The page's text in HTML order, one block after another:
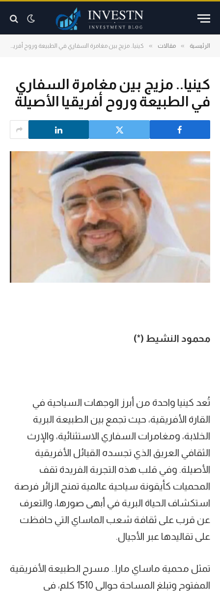
الرئيسية » مقالات » كينيا.. مزيج بين مغامرة السفاري في الطبيعة وروح أفريقيا الأصيلة
كينيا.. مزيج بين مغامرة السفاري
في الطبيعة وروح أفريقيا الأصيلة
محمود النشيط (*)
‎تُعد كينيا واحدة من أبرز الوجهات السياحية في
القارة الأفريقية، حيث تجمع بين الطبيعة البرية
الخلابة، ومغامرات السفاري الاستثنائية، والإرث
الثقافي العريق الذي تجسده القبائل الأفريقية
الأصيلة. وفي قلب هذه التجربة الفريدة تقف
المحميات كأيقونة سياحية عالمية تمنح الزائر فرصة
استكشاف الحياة البرية في أبهى صورها، والتعرف
عن قرب على ثقافة شعب الماساي التي حافظت
على تقاليدها عبر الأجيال.
تمثل محمية ماساي مارا.. مسرح الطبيعة الأفريقية
المفتوح وتبلغ المساحة حوالي 1510 كلم، في